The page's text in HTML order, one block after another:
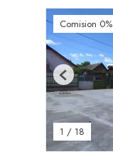
Comision 0%
1 / 18
Previous